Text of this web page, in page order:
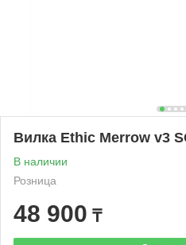
Вилка Ethic Merrow v3
В наличии
Розница
48 900 ₸